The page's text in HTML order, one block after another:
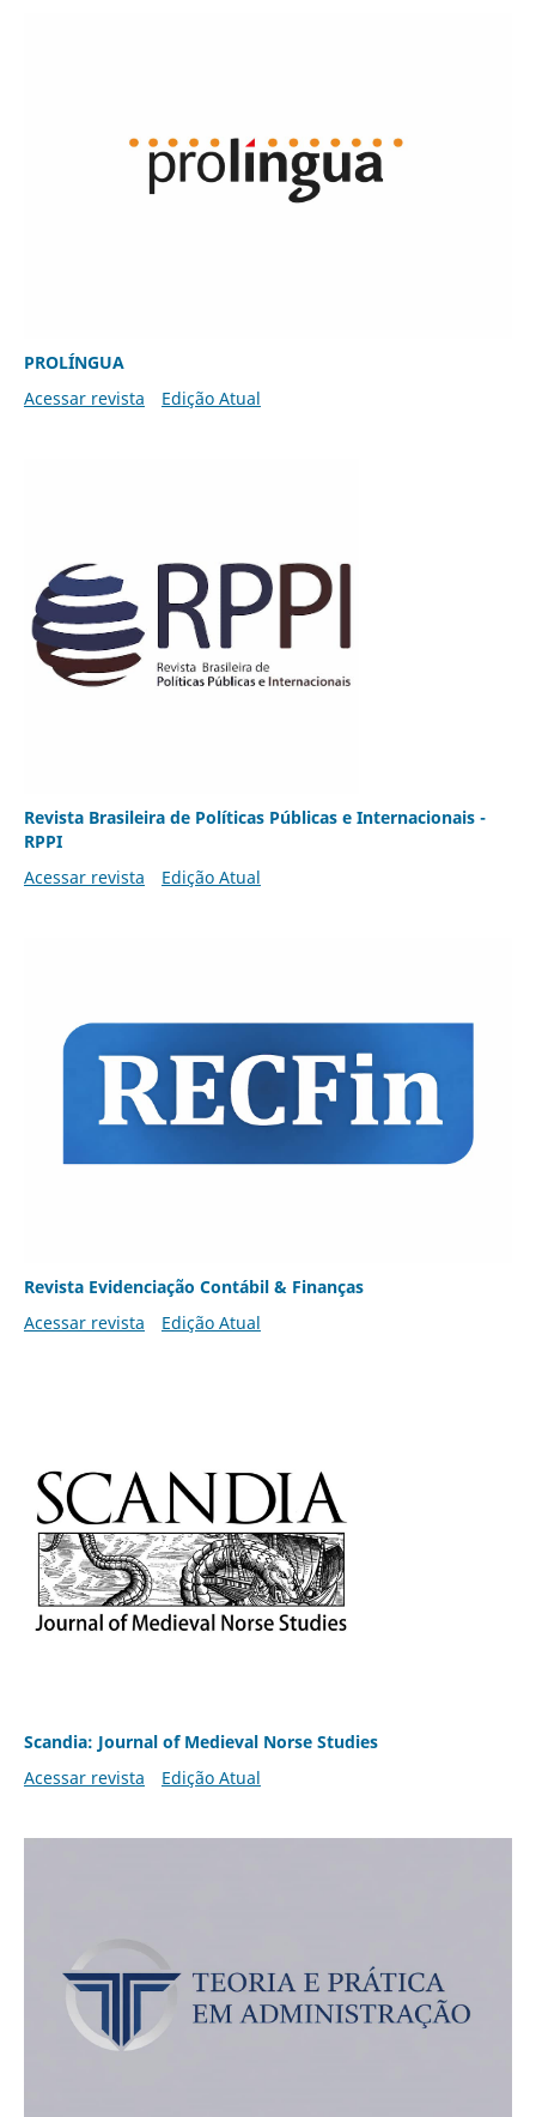
PROLÍNGUA
Acessar revista
Edição Atual
Revista Brasileira de Políticas Públicas e Internacionais -
RPPI
Acessar revista
Edição Atual
Revista Evidenciação Contábil & Finanças
Acessar revista
Edição Atual
Scandia: Journal of Medieval Norse Studies
Acessar revista
Edição Atual